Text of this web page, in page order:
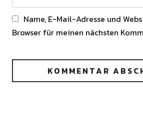
Name, E-Mail-Adresse und
Browser für meinen nächsten